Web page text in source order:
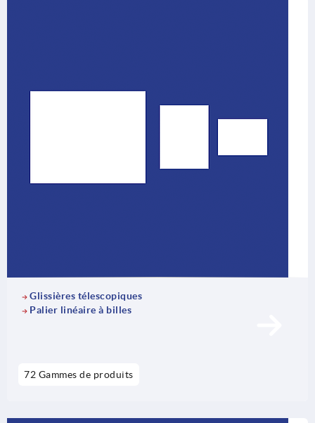
Glissières télescopiques
Palier linéaire à billes
72 Gammes de produits